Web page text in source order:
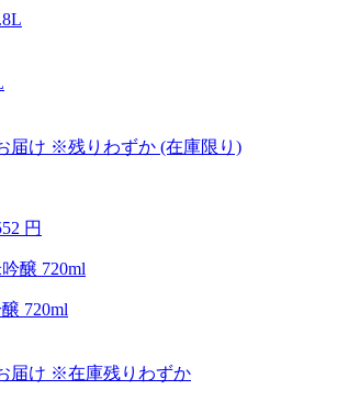
届け ※残りわずか (在庫限り)
円
720ml
届け ※在庫残りわずか